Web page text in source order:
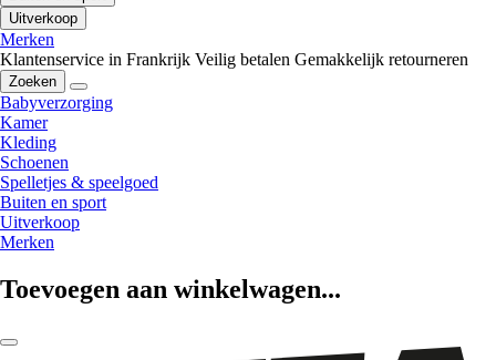
Uitverkoop
Merken
Klantenservice in Frankrijk Veilig betalen Gemakkelijk retourneren
Zoeken
Babyverzorging
Kamer
Kleding
Schoenen
Spelletjes & speelgoed
Buiten en sport
Uitverkoop
Merken
Toevoegen aan winkelwagen...